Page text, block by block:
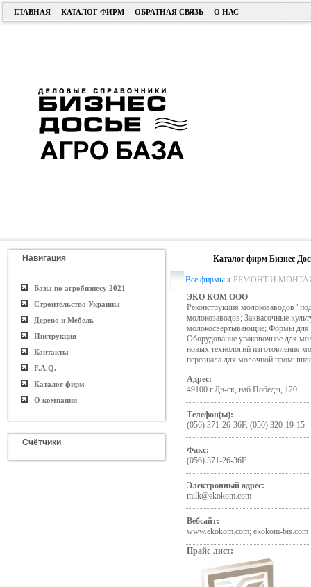
ГЛАВНАЯ КАТАЛОГ ФИРМ ОБРАТНАЯ СВЯЗЬ О НАС
Навигация
Базы по агробизнесу 2021
Строительство Украины
Дерево и Мебель
Инструкция
Контакты
F.A.Q.
Каталог фирм
О компании
Счётчики
Каталог фирм Бизнес
Все фирмы » РЕМОНТ И
ЭКО КОМ ООО
Реконструкция молокозаводов
молокозаводов; Заквасочные
молокосвертывающие; Формы
Оборудование упаковочное для
новых технологий изготовления
персонала для молочной
Адрес:
49100 г.Дн-ск, наб.Победы, 120
Телефон(ы):
(056) 371-26-36F, (050) 320-19-15
Факс:
(056) 371-26-36F
Электронный адрес:
milk@ekokom.com
Вебсайт:
www.ekokom.com; ekokom-bis.com
Прайс-лист: